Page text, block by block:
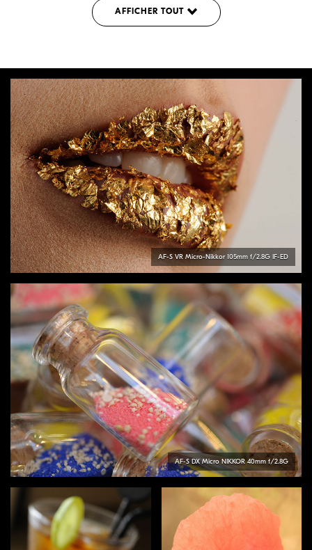
AFFICHER TOUT
AF-S VR Micro-Nikkor 105mm f/2.8G IF-ED
AF-S DX Micro NIKKOR40mm f/2.8G